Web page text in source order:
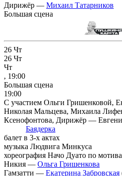
Дирижёр — Михаил Татарников
Большая сцена
26 Чт
26 Чт
Чт
, 19:00
Большая сцена
19:00
С участием Ольги Гришенковой,
Николая Мальцева, Михаила
Ксенофонтова, Дирижёр —
Баядерка
балет в 3-х актах
музыка Людвига Минкуса
хореография Начо Дуато по
Никия — Ольга Гришенкова
Гамзатти — Екатерина Забровская